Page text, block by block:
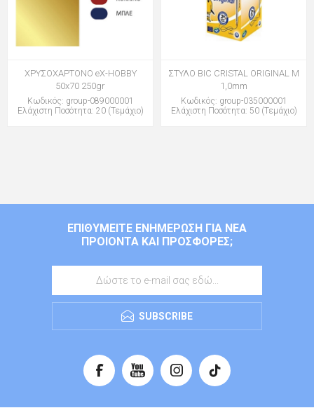
ΧΡΥΣΟΧΑΡΤΟΝΟ eX-HOBBY
50x70 250gr
Κωδικός: group-089000001
Ελάχιστη Ποσότητα: 20 (Τεμάχιο)
ΣΤΥΛΟ BIC CRISTAL ORIGINAL M
1,0mm
Κωδικός: group-035000001
Ελάχιστη Ποσότητα: 50 (Τεμάχιο)
ΕΠΙΘΥΜΕΊΤΕ ΕΝΗΜΈΡΩΣΗ ΓΙΑ ΝΈΑ
ΠΡΟΙΌΝΤΑ ΚΑΙ ΠΡΟΣΦΟΡΈΣ;
SUBSCRIBE